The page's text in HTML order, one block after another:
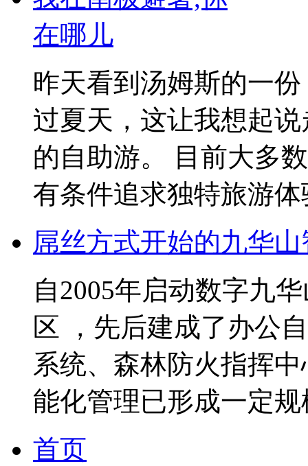
在哪儿
昨天看到汤姆斯的一
过夏天，这让我想起
的自助游。 目前大多
有条件追求独特旅游体
屌丝方式开始的九华
自2005年启动数字九
区 ，先后建成了办公
系统、森林防火指挥
能化管理已形成一定规
首页